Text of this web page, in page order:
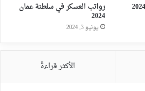
رواتب العسكر في سلطنة عمان
2024
يونيو 3, 2024
الأكثر قراءةً